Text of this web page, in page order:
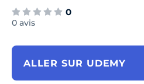
0
0 avis
ALLER SUR UDEMY